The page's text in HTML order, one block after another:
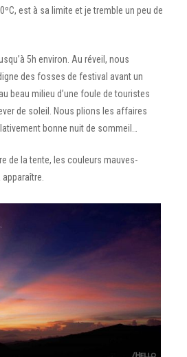
est à sa limite et je tremble un peu de
5h environ. Au réveil, nous
des fosses de festival avant un
beau milieu d’une foule de touristes
de soleil. Nous plions les affaires
bonne nuit de sommeil…
de la tente, les couleurs mauves-